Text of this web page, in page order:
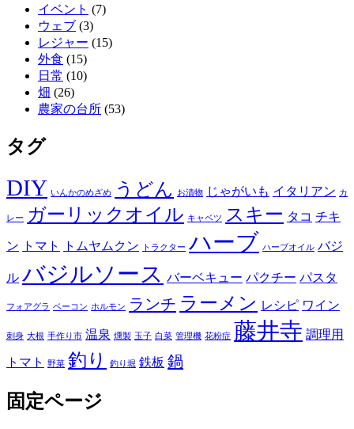
イベント (7)
ウェブ (3)
レジャー (15)
外食 (15)
日常 (10)
畑 (26)
農家の台所 (53)
タグ
DIY いんかのめざめ うどん お漬物 じゃがいも イタリアン カ
レー ガーリックオイル キャベツ スキー タコ チキ
ン トマト トムヤムクン トラクター ハーブ ハーブオイル バジ
ル バジルソース バーベキュー パクチー パスタ
フォアグラ ベーコン ホルモン ランチ ラーメン レシピ ワイン
刺身 大根 手作り市 温泉 燻製 玉子 白菜 管理機 花粉症 藤井寺 調理用
トマト 野菜 釣り 釣り堀 鉄板 鍋
固定ページ